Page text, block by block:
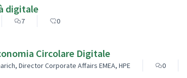
digitale
7 0
Circolare Digitale
Director Corporate Affairs EMEA, HPE 0